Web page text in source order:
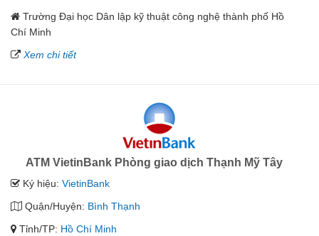
Trường Đại học Dân lập kỹ thuật công nghệ thành phố Hồ
Chí Minh
Xem chi tiết
ATM VietinBank Phòng giao dịch Thạnh Mỹ Tây
Ký hiệu: VietinBank
Quận/Huyện: Bình Thạnh
Tỉnh/TP: Hồ Chí Minh